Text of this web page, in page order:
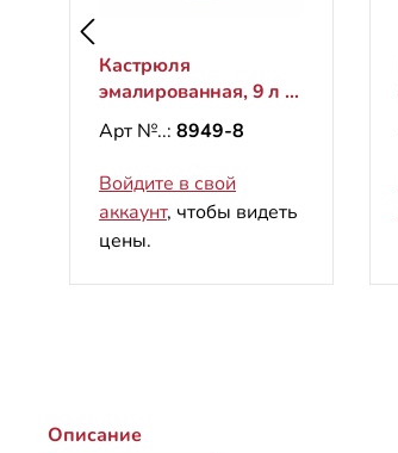
Кастрюля
эмалированная, 9 л -
"Грибы"
Арт №..: 8949-8
Войдите в свой
аккаунт, чтобы видеть
цены.
Описание